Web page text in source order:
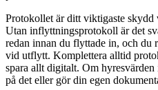
Protokollet är ditt viktigaste skydd
Utan inflyttningsprotokoll är det
redan innan du flyttade in, och du
vid utflytt. Komplettera alltid
spara allt digitalt. Om
på det eller gör din egen